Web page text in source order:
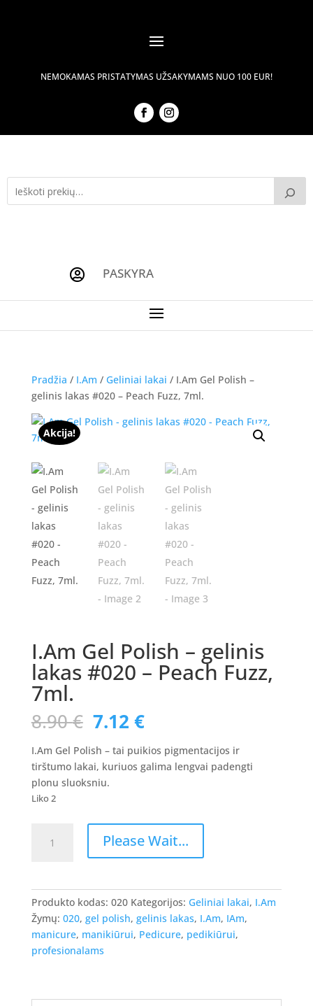
NEMOKAMAS PRISTATYMAS UŽSAKYMAMS NUO 100 EUR!
 PASKYRA
Pradžia / I.Am / Geliniai lakai / I.Am Gel Polish –
gelinis lakas #020 – Peach Fuzz, 7ml.
Akcija!
I.Am Gel Polish – gelinis
lakas #020 – Peach Fuzz,
7ml.
8.90€ Original
price
was:
8.90 €.
7.12 €Current
price
is:
7.12 €.
I.Am Gel Polish – tai puikios pigmentacijos ir
tirštumo lakai, kuriuos galima lengvai padengti
plonu sluoksniu.
Liko 2
kiekis:
Polish
-
gelinis
lakas
#020
Please Wait...
Produkto kodas: 020 Kategorijos: Geliniai lakai, I.Am
Žymų: 020, gel polish, gelinis lakas, I.Am, IAm,
manicure, manikiūrui, Pedicure, pedikiūrui,
profesionalams